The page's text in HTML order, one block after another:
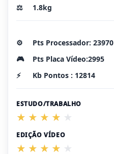
⚖️
1.8kg
⚙️
Pts Processador: 23970
🎮
Pts Placa Vídeo:2995
⚡
Kb Pontos : 12814
ESTUDO/TRABALHO
EDIÇÃO VÍDEO